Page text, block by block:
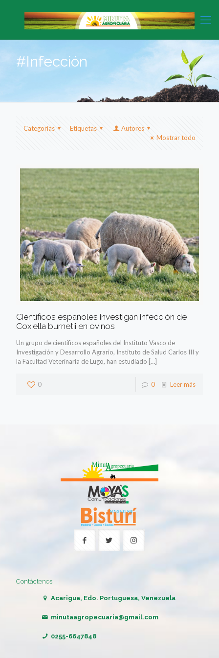
#Infección
Categorias Etiquetas
Autores
Mostrar todo
Científicos españoles investigan infección de
Coxiella burnetii en ovinos
Un grupo de científicos españoles del Instituto Vasco de
Investigación y Desarrollo Agrario, Instituto de Salud Carlos III y
la Facultad Veterinaria de Lugo, han estudiado […]
0 0 Leer más
Contáctenos
Acarigua, Edo. Portuguesa, Venezuela
minutaagropecuaria@gmail.com
0255-6647848